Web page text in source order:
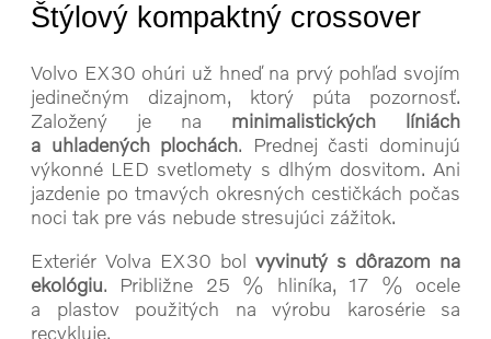
Štýlový kompaktný crossover
Volvo EX30 ohúri už hneď na prvý pohľad svojím
jedinečným dizajnom, ktorý púta pozornosť.
Založený je na minimalistických líniách
a uhladených plochách. Prednej časti dominujú
výkonné LED svetlomety s dlhým dosvitom. Ani
jazdenie po tmavých okresných cestičkách počas
noci tak pre vás nebude stresujúci zážitok.
Exteriér Volva EX30 bol vyvinutý s dôrazom na
ekológiu. Približne 25 % hliníka, 17 % ocele
a plastov použitých na výrobu karosérie sa
recykluje.